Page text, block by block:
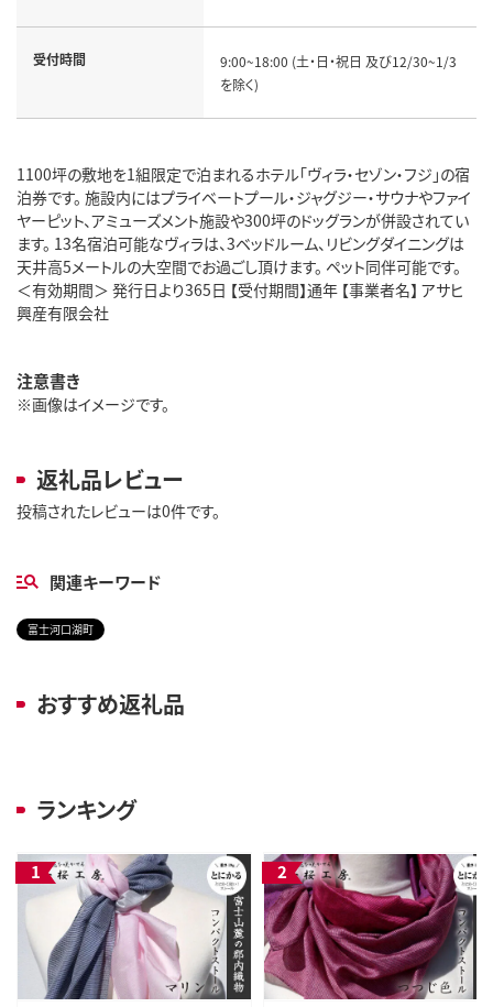
受付時間
9:00~18:00 (土・日・祝日 及び12/30~1/3
を除く)
1100坪の敷地を1組限定で泊まれるホテル「ヴィラ・セゾン・フジ」の宿
泊券です。 施設内にはプライベートプール・ジャグジー・サウナやファイ
ヤーピット、アミューズメント施設や300坪のドッグランが併設されてい
ます。 13名宿泊可能なヴィラは、3ベッドルーム、リビングダイニングは
天井高5メートルの大空間でお過ごし頂けます。 ペット同伴可能です。
＜有効期間＞ 発行日より365日 【受付期間】通年 【事業者名】 アサヒ
興産有限会社
注意書き
※画像はイメージです。
返礼品レビュー
投稿されたレビューは0件です。
関連キーワード
富士河口湖町
おすすめ返礼品
ランキング